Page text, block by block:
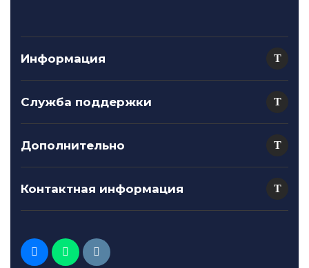
Информация
Служба поддержки
Дополнительно
Контактная информация